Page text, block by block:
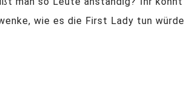
wie es die First Lady tun